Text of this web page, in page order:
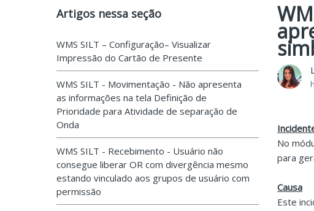
Artigos nessa seção
WMS SILT – Configuração– Visualizar
Impressão do Cartão de Presente
WMS SILT - Movimentação - Não apresenta
as informações na tela Definição de
Prioridade para Atividade de separação de
Onda
WMS SILT - Recebimento - Usuário não
consegue liberar OR com divergência mesmo
estando vinculado aos grupos de usuário com
permissão
No
para
Causa
Este